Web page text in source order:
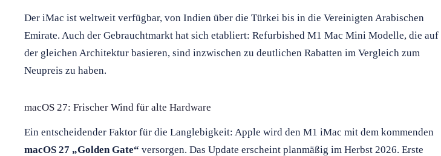
Der iMac ist weltweit verfügbar, von Indien über die Türkei bis in die Vereinigten Arabischen
Emirate. Auch der Gebrauchtmarkt hat sich etabliert: Refurbished M1 Mac Mini Modelle, die auf
der gleichen Architektur basieren, sind inzwischen zu deutlichen Rabatten im Vergleich zum
Neupreis zu haben.
macOS 27: Frischer Wind für alte Hardware
Ein entscheidender Faktor für die Langlebigkeit: Apple wird den M1 iMac mit dem kommenden
macOS 27 „Golden Gate“ versorgen. Das Update erscheint planmäßig im Herbst 2026. Erste